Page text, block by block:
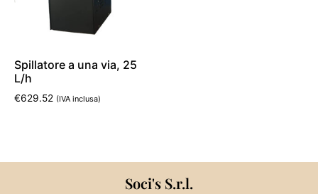
Spillatore a una via, 25
L/h
€629.52 (IVA inclusa)
Soci's S.r.l.